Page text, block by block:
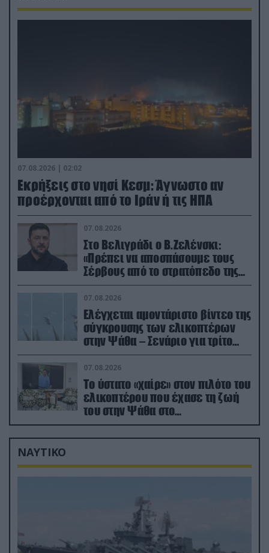
07.08.2026 | 02:02
Εκρήξεις στο νησί Κεσμ: Άγνωστο αν
προέρχονται από το Ιράν ή τις ΗΠΑ
07.08.2026
Στο Βελιγράδι ο Β.Ζελένσκι:
«Πρέπει να αποσπάσουμε τους
Σέρβους από το στρατόπεδο της
Ρωσίας»
07.08.2026
Ελέγχεται αμοντάριστο βίντεο της
σύγκρουσης των ελικοπτέρων
στην Ψάθα – Σενάριο για τρίτο
ελικόπτερο
07.08.2026
Το ύστατο «χαίρε» στον πιλότο του
ελικοπτέρου που έχασε τη ζωή
του στην Ψάθα στο
αποτεφρωτήριο Ριτσώνας
ΝΑΥΤΙΚΟ